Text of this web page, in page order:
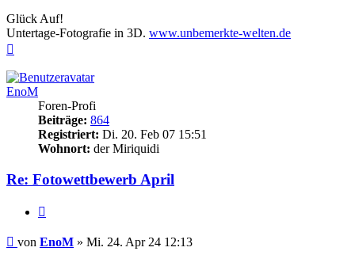
Glück Auf!
Untertage-Fotografie in 3D. www.unbemerkte-welten.de
EnoM
Foren-Profi
Beiträge: 864
Registriert: Di. 20. Feb 07 15:51
Wohnort: der Miriquidi
Re: Fotowettbewerb April
Beitrag
von EnoM » Mi. 24. Apr 24 12:13